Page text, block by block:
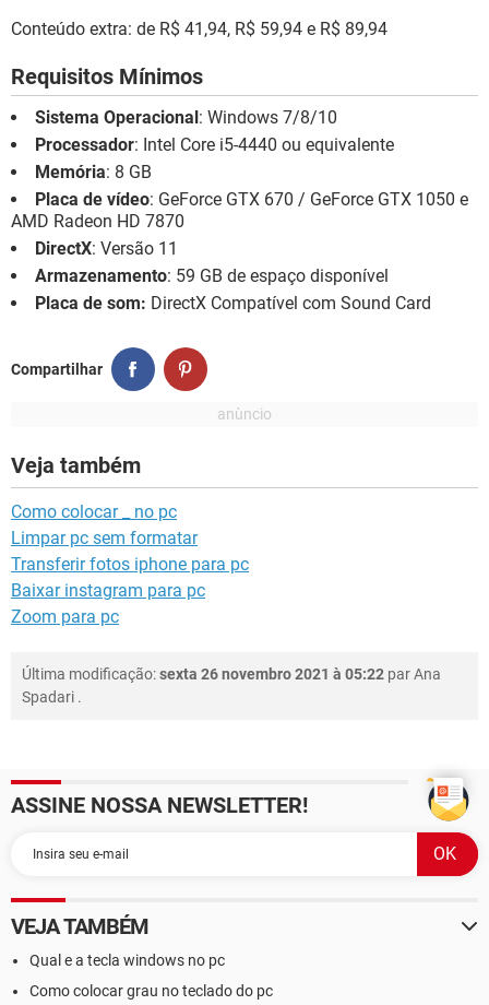
Conteúdo extra: de R$ 41,94, R$ 59,94 e R$ 89,94
Requisitos Mínimos
Sistema Operacional : Windows 7/8/10
Processador: Intel Core i5-4440 ou equivalente
Memória: 8 GB
Placa de vídeo: GeForce GTX 670 / GeForce GTX 1050 e
AMD Radeon HD 7870
DirectX: Versão 11
Armazenamento: 59 GB de espaço disponível
Placa de som: DirectX Compatível com Sound Card
Compartilhar
Veja também
Como colocar _ no pc
Limpar pc sem formatar
Transferir fotos iphone para pc
Baixar instagram para pc
Zoom para pc
Última modificação:sexta 26 novembro 2021 à 05:22 parAna
Spadari .
ASSINE NOSSA NEWSLETTER!
VEJA TAMBÉM
Qual e a tecla windows no pc
Como colocar grau no teclado do pc